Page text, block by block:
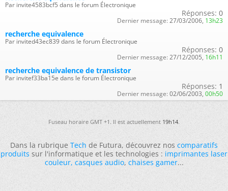
Par invite4583bcf5 dans le forum Électronique
Réponses: 0
Dernier message: 27/03/2006, 13h23
recherche equivalence
Par invited43ec839 dans le forum Électronique
Réponses: 0
Dernier message: 27/12/2005, 16h11
recherche equivalence de transistor
Par invitef33ba15e dans le forum Électronique
Réponses: 1
Dernier message: 02/06/2003, 00h50
Fuseau horaire GMT +1. Il est actuellement19h14.
Dans la rubriqueTechde Futura, découvrez noscomparatifs
produitssur l'informatique et les technologies :imprimantes laser
couleur,casques audio,chaises gamer...